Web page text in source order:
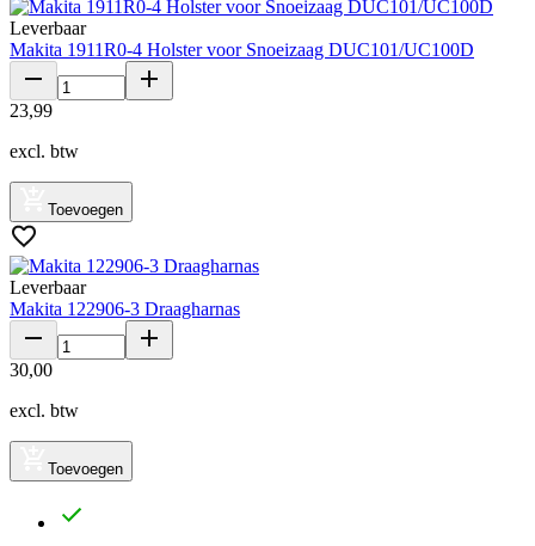
Leverbaar
Makita 1911R0-4 Holster voor Snoeizaag DUC101/UC100D
23,99
excl. btw
Toevoegen
Leverbaar
Makita 122906-3 Draagharnas
30,00
excl. btw
Toevoegen